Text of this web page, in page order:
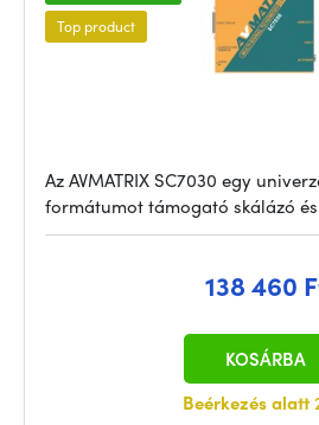
Top product
Az AVMATRIX SC7030 egy
formátumot támogató skálázó
138 460
Beérkezés alatt
KOSÁRBA